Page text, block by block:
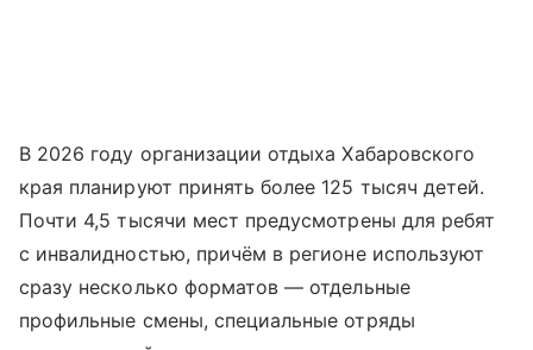
В 2026 году организации отдыха Хабаровского
края планируют принять более 125 тысяч детей.
Почти 4,5 тысячи мест предусмотрены для ребят
с инвалидностью, причём в регионе используют
сразу несколько форматов — отдельные
профильные смены, специальные отряды